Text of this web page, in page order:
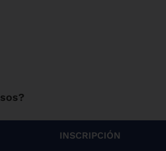
INSCRIPCIÓN